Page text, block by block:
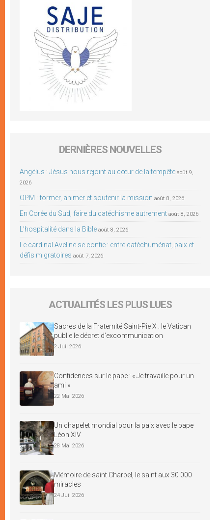
DERNIÈRES NOUVELLES
Angélus : Jésus nous rejoint au cœur de la tempête août 9,
2026
OPM : former, animer et soutenir la mission août 8, 2026
En Corée du Sud, faire du catéchisme autrement août 8, 2026
L’hospitalité dans la Bible août 8, 2026
Le cardinal Aveline se confie : entre catéchuménat, paix et
défis migratoires août 7, 2026
ACTUALITÉS LES PLUS LUES
Sacres de la Fraternité Saint-Pie X : le Vatican
publie le décret d’excommunication
2 Juil 2026
Confidences sur le pape : « Je travaille pour un
ami »
22 Mai 2026
Un chapelet mondial pour la paix avec le pape
Léon XIV
28 Mai 2026
Mémoire de saint Charbel, le saint aux 30 000
miracles
24 Juil 2026